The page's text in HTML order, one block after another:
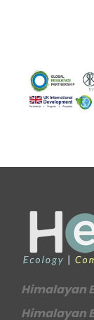
Himalayan
Himalayan